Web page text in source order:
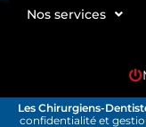
Nos services
Les Chirurgiens-
confidentialité et